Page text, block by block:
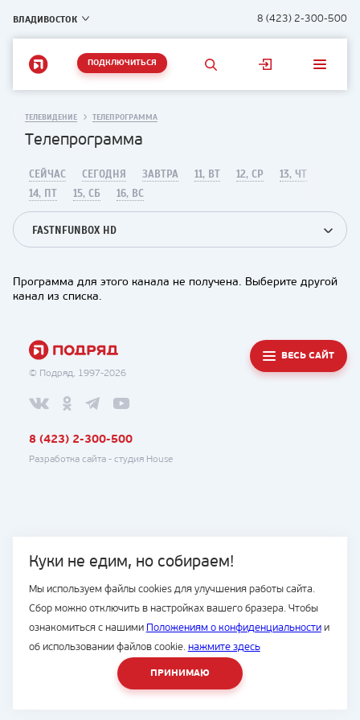
ВЛАДИВОСТОК 8 (423) 2-300-500
ПОДКЛЮЧИТЬСЯ
Куки не едим, но собираем!
Мы используем файлы cookies для улучшения работы сайта.
Сбор можно отключить в настройках вашего бразера. Чтобы
ознакомиться с нашими Положениям о конфиденциальностии
об использовании файлов cookie. нажмите здесь
ПРИНИМАЮ
ТЕЛЕВИДЕНИЕ ТЕЛЕПРОГРАММА
Телепрограмма
СЕЙЧАС СЕГОДНЯ ЗАВТРА 11, ВТ 12, СР
13, ЧТ
14, ПТ
15, СБ 16, ВС
FASTNFUNBOX HD
Программа для этого канала не получена. Выберите другой
канал из списка.
© Подряд, 1997-2026
ВЕСЬ САЙТ
8 (423) 2-300-500
Разработка сайта - студия House